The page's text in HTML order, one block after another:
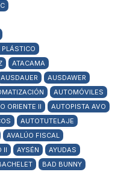
ATACAMA
AUSDAUER
AUSDAWER
AUTOMÓVILES
ORIENTE II
AUTOPISTA AVO
AUTOTUTELAJE
AVALÚO FISCAL
II AYSÉN
AYUDAS
BAD BUNNY